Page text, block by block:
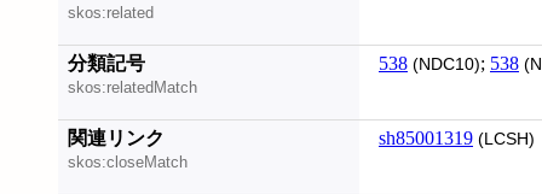
skos:related
分類記号
skos:relatedMatch
538 (NDC10); 538
関連リンク
skos:closeMatch
sh85001319 (LCSH)